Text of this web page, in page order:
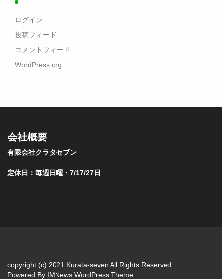
ログイン
投稿フィード
コメントフィード
WordPress.org
会社概要
有限会社クラタセブン
定休日：毎週日曜・7/17/27日
copyright (c) 2021 Kurata-seven All Rights Reserved.
Powered By IMNews WordPress Theme